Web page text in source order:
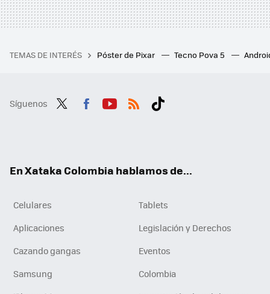
TEMAS DE INTERÉS Póster de Pixar Tecno Pova 5
Síguenos
En Xataka Colombia hablamos de...
Celulares
Tablets
Aplicaciones
Legislación y Derechos
Cazando gangas
Eventos
Samsung
Colombia